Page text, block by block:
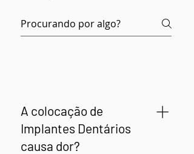
A colocação de
Implantes Dentários
causa dor?